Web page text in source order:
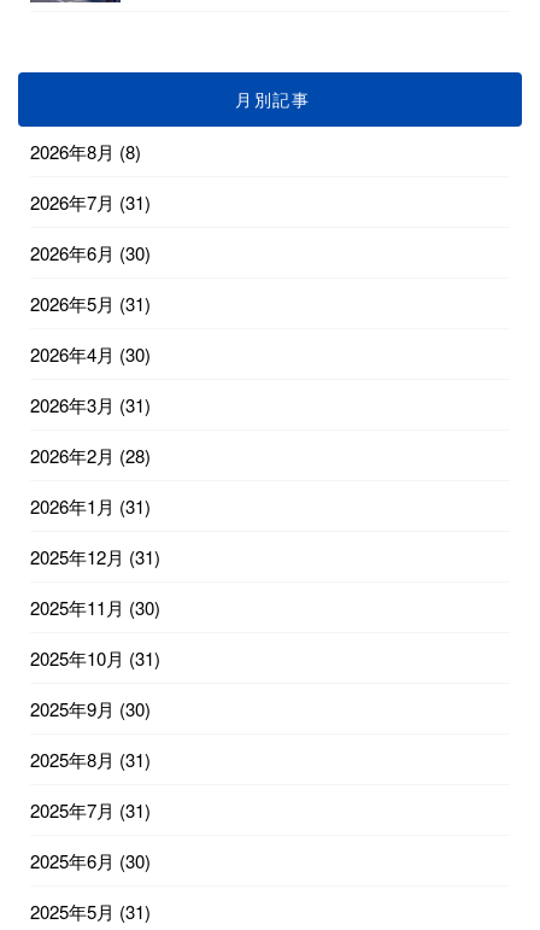
月別記事
2026年8月 (8)
2026年7月 (31)
2026年6月 (30)
2026年5月 (31)
2026年4月 (30)
2026年3月 (31)
2026年2月 (28)
2026年1月 (31)
2025年12月 (31)
2025年11月 (30)
2025年10月 (31)
2025年9月 (30)
2025年8月 (31)
2025年7月 (31)
2025年6月 (30)
2025年5月 (31)